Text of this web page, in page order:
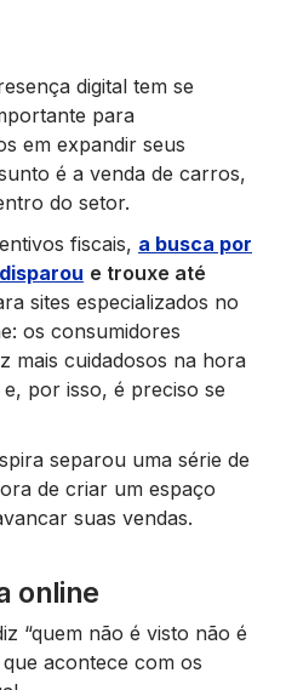
digital tem se
para
em expandir seus
é a venda de carros,
do setor.
fiscais, a busca por
e trouxe até
sites especializados no
os consumidores
mais cuidadosos na hora
por isso, é preciso se
separou uma série de
de criar um espaço
suas vendas.
online
“quem não é visto não é
acontece com os